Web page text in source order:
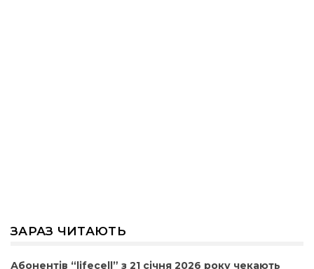
ЗАРАЗ ЧИТАЮТЬ
Абонентів “lifecell” з 21 січня 2026 року чекають